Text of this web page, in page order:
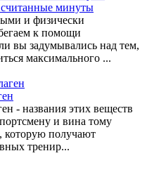
считанные минуты
и физически
к помощи
вы задумывались над тем,
максимального ...
- названия этих веществ
и вина тому
которую получают
тренир...